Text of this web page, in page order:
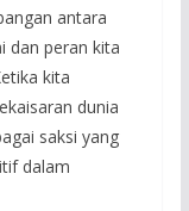
antara
dan peran kita
kita
dunia
saksi yang
dalam